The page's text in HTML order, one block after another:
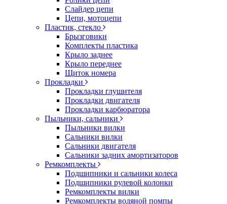
Слайдер цепи
Цепи, мотоцепи
Пластик, стекло
Брызговики
Комплекты пластика
Крыло заднее
Крыло переднее
Щиток номера
Прокладки
Прокладки глушителя
Прокладки двигателя
Прокладки карбюратора
Пыльники, сальники
Пыльники вилки
Сальники вилки
Сальники двигателя
Сальники задних амортизаторов
Ремкомплекты
Подшипники и сальники колеса
Подшипники рулевой колонки
Ремкомплекты вилки
Ремкомплекты водяной помпы